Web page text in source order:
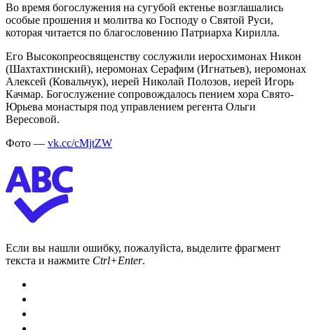
Во время богослужения на сугубой ектенье возглашались
особые прошения и молитва ко Господу о Святой Руси,
которая читается по благословению Патриарха Кирилла.
Его Высокопреосвященству сослужили иеросхимонах Никон
(Шахтахтинский), иеромонах Серафим (Игнатьев), иеромонах
Алексей (Ковальчук), иерей Николай Полозов, иерей Игорь
Качмар. Богослужение сопровождалось пением хора Свято-
Юрьева монастыря под управлением регента Ольги
Вересовой.
Фото — vk.cc/cMjtZW
Если вы нашли ошибку, пожалуйста, выделите фрагмент
текста и нажмите Ctrl+Enter.